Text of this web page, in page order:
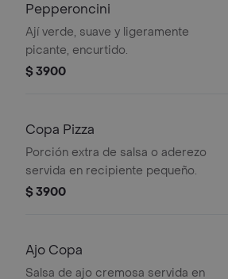
Pepperoncini
Ají verde, suave y ligeramente
picante, encurtido.
$ 3900
Copa Pizza
Porción extra de salsa o aderezo
servida en recipiente pequeño.
$ 3900
Ajo Copa
Salsa de ajo cremosa servida en